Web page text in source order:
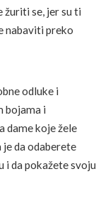
žuriti se, jer su ti
nabaviti preko
odluke i
bojama i
dame koje žele
da odaberete
i da pokažete svoju